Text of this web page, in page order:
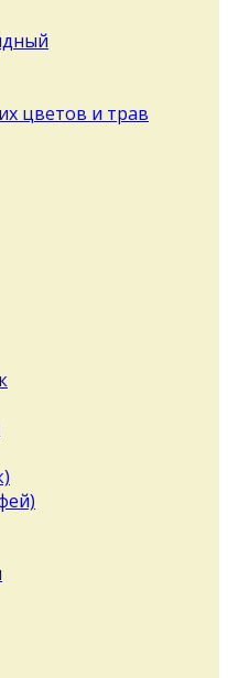
цветов и трав